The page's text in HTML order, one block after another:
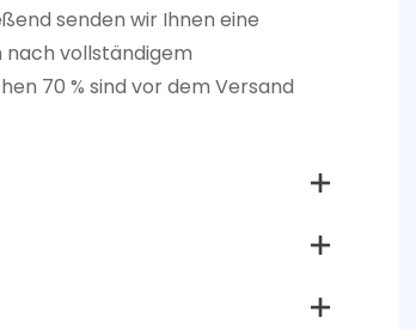
senden wir Ihnen eine
nach vollständigem
70 % sind vor dem Versand